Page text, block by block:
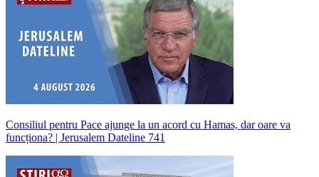
Consiliul pentru Pace ajunge la un acord cu Hamas, dar oare va
funcționa? | Jerusalem Dateline 741